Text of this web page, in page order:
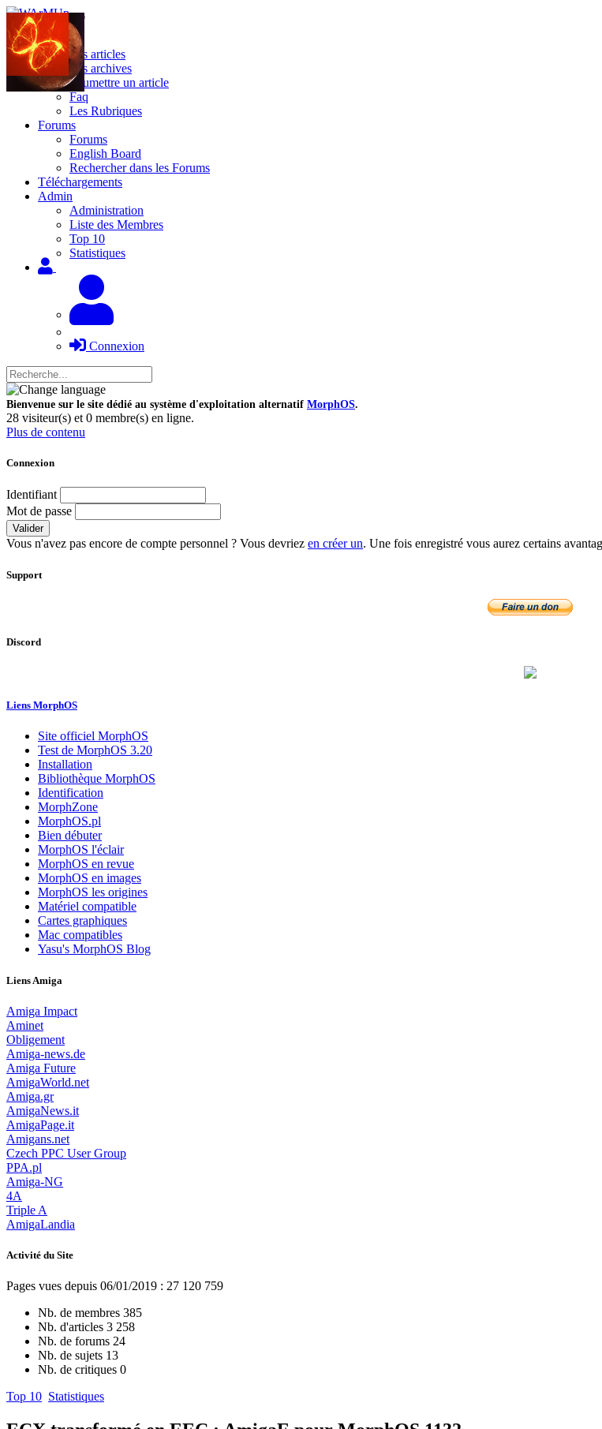
Site
Les articles
Les archives
Soumettre un article
Faq
Les Rubriques
Forums
Forums
English Board
Rechercher dans les Forums
Téléchargements
Admin
Administration
Liste des Membres
Top 10
Statistiques
Connexion
Bienvenue sur le site dédié au système d'exploitation alternatif MorphOS.
28 visiteur(s) et 0 membre(s) en ligne.
Plus de contenu
Connexion
Identifiant
Mot de passe
Valider
Vous n'avez pas encore de compte personnel ? Vous devriez en créer un. Une fois enregistré vous aurez certains
Support
Discord
Liens MorphOS
Site officiel MorphOS
Test de MorphOS 3.20
Installation
Bibliothèque MorphOS
Identification
MorphZone
MorphOS.pl
Bien débuter
MorphOS l'éclair
MorphOS en revue
MorphOS en images
MorphOS les origines
Matériel compatible
Cartes graphiques
Mac compatibles
Yasu's MorphOS Blog
Liens Amiga
Amiga Impact
Aminet
Obligement
Amiga-news.de
Amiga Future
AmigaWorld.net
Amiga.gr
AmigaNews.it
AmigaPage.it
Amigans.net
Czech PPC User Group
PPA.pl
Amiga-NG
4A
Triple A
AmigaLandia
Activité du Site
Pages vues depuis 06/01/2019 : 27 120 759
Nb. de membres 385
Nb. d'articles 3 258
Nb. de forums 24
Nb. de sujets 13
Nb. de critiques 0
Top 10 Statistiques